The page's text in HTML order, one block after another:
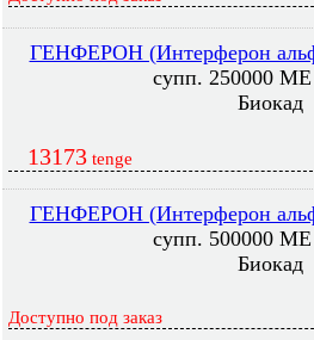
ГЕНФЕРОН (Интерферон
супп. 250000
Биокад
13173 tenge
ГЕНФЕРОН (Интерферон
супп. 500000
Биокад
Доступно под заказ